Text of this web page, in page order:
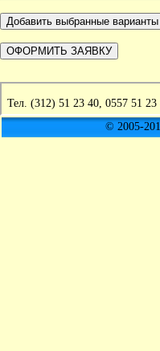
Тел. (312) 51 23 40, 0557 51 23
© 2005-